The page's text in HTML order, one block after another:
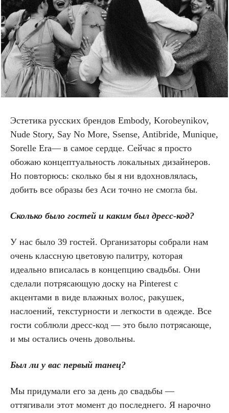
Эстетика русских брендов Embody, Korobeynikov,
Nude Story, Say No More, Ssense, Antibride, Munique,
Sorelle Era— в самое сердце. Сейчас я просто
обожаю концептуальность локальных дизайнеров.
Но повторюсь: сколько бы я ни вдохновлялась,
добить все образы без Аси точно не смогла бы.
Сколько было гостей и каким был дресс-код?
У нас было 39 гостей. Организаторы собрали нам
очень классную цветовую палитру, которая
идеально вписалась в концепцию свадьбы. Они
сделали потрясающую доску на Pinterest с
акцентами в виде влажных волос, ракушек,
наслоений, текстурности и легкости в одежде. Все
гости соблюли дресс-код — это было потрясающе,
и мы остались очень довольны.
Был ли у вас первый танец?
Мы придумали его за день до свадьбы —
оттягивали этот момент до последнего. Я нарочно